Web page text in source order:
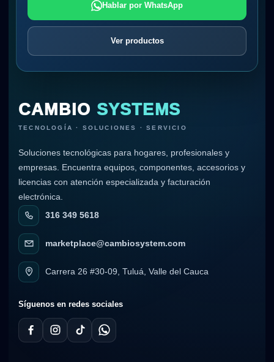
Hablar por WhatsApp
Ver productos
CAMBIO SYSTEMS
TECNOLOGÍA · SOLUCIONES · SERVICIO
Soluciones tecnológicas para hogares, profesionales y
empresas. Encuentra equipos, componentes, accesorios y
licencias con atención especializada y facturación
electrónica.
316 349 5618
marketplace@cambiosystem.com
Carrera 26 #30-09, Tuluá, Valle del Cauca
Síguenos en redes sociales